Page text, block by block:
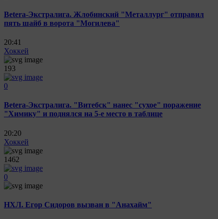
Betera-Экстралига. Жлобинский "Металлург" отправил
пять шайб в ворота "Могилева"
20:41
Хоккей
193
0
Betera-Экстралига. "Витебск" нанес "сухое" поражение
"Химику" и поднялся на 5-е место в таблице
20:20
Хоккей
1462
0
НХЛ. Егор Сидоров вызван в "Анахайм"